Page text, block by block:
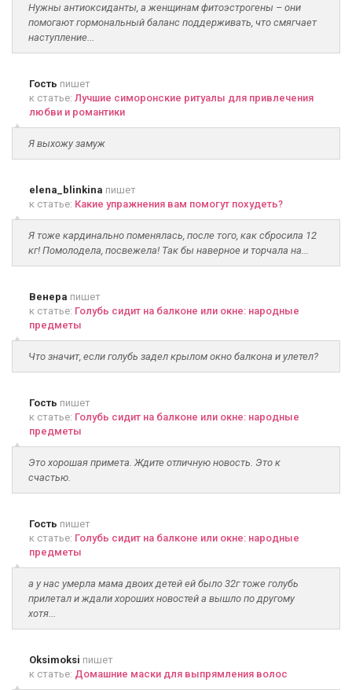
Нужны антиоксиданты, а женщинам фитоэстрогены – они
помогают гормональный баланс поддерживать, что смягчает
наступление...
Гость пишет
к статье: Лучшие симоронские ритуалы для привлечения
любви и романтики
Я выхожу замуж
elena_blinkina пишет
к статье: Какие упражнения вам помогут похудеть?
Я тоже кардинально поменялась, после того, как сбросила 12
кг! Помолодела, посвежела! Так бы наверное и торчала на...
Венера пишет
к статье: Голубь сидит на балконе или окне: народные
предметы
Что значит, если голубь задел крылом окно балкона и улетел?
Гость пишет
к статье: Голубь сидит на балконе или окне: народные
предметы
Это хорошая примета. Ждите отличную новость. Это к
счастью.
Гость пишет
к статье: Голубь сидит на балконе или окне: народные
предметы
а у нас умерла мама двоих детей ей было 32г тоже голубь
прилетал и ждали хороших новостей а вышло по другому
хотя...
Oksimoksi пишет
к статье: Домашние маски для выпрямления волос